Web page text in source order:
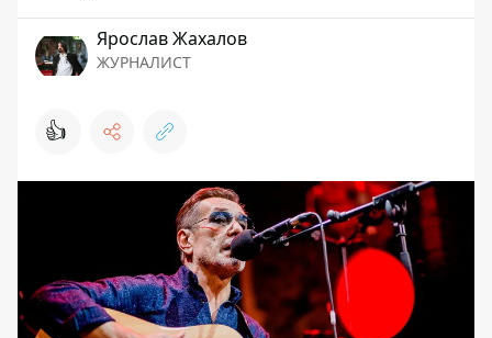
Ярослав Жахалов
ЖУРНАЛИСТ
👍